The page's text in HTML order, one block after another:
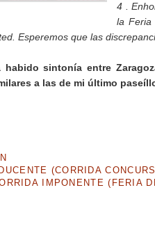
4 .
la Feria
Esperemos que las
sintonía entre
a las de mi último
(CORRIDA
IMPONENTE (FERIA